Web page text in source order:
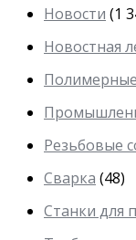
Новости (1
Новостная
Резьбовые
Сварка (48)
Станки для